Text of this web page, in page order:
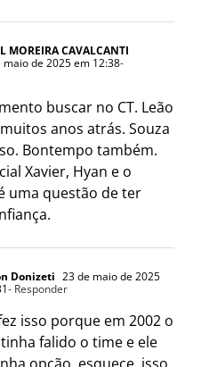
MOREIRA CAVALCANTI
maio de 2025 em 12:38-
buscar no CT. Leão
anos atrás. Souza
Bontempo também.
Xavier, Hyan e o
uma questão de ter
Donizeti 23 de maio de 2025
- Responder
isso porque em 2002 o
tinha falido o time e ele